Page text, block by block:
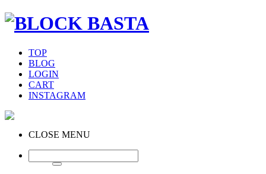
TOP
BLOG
LOGIN
CART
INSTAGRAM
CLOSE MENU